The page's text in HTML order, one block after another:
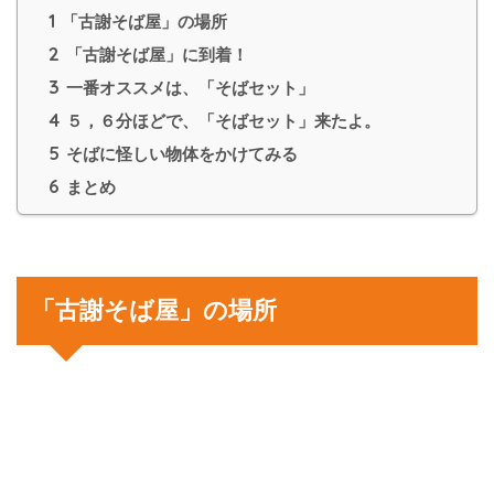
1 「古謝そば屋」の場所
2 「古謝そば屋」に到着！
3 一番オススメは、「そばセット」
4 ５，６分ほどで、「そばセット」来たよ。
5 そばに怪しい物体をかけてみる
6 まとめ
「古謝そば屋」の場所